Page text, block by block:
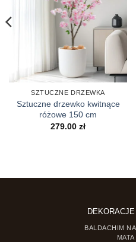
SZTUCZNE DRZEWKA
Sztuczne drzewko kwitnące
różowe 150 cm
279.00 zł
BALDACHIM
MATA